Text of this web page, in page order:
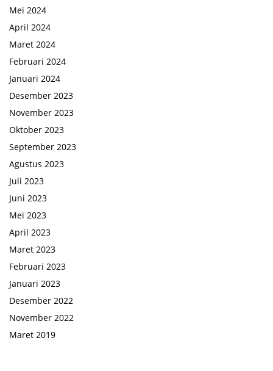
Mei 2024
April 2024
Maret 2024
Februari 2024
Januari 2024
Desember 2023
November 2023
Oktober 2023
September 2023
Agustus 2023
Juli 2023
Juni 2023
Mei 2023
April 2023
Maret 2023
Februari 2023
Januari 2023
Desember 2022
November 2022
Maret 2019